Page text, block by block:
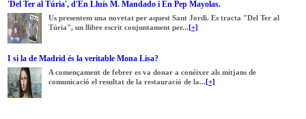
'Del Ter al Túria', d'En Lluís M. Mandado i En Pep Mayolas.
Us presentem una novetat per aquest Sant Jordi. Es tracta "Del Ter al
Túria", un llibre escrit conjuntament per...[+]
I si la de Madrid és la veritable Mona Lisa?
A començament de febrer es va donar a conèixer als mitjans de
comunicació el resultat de la restauració de la...[+]